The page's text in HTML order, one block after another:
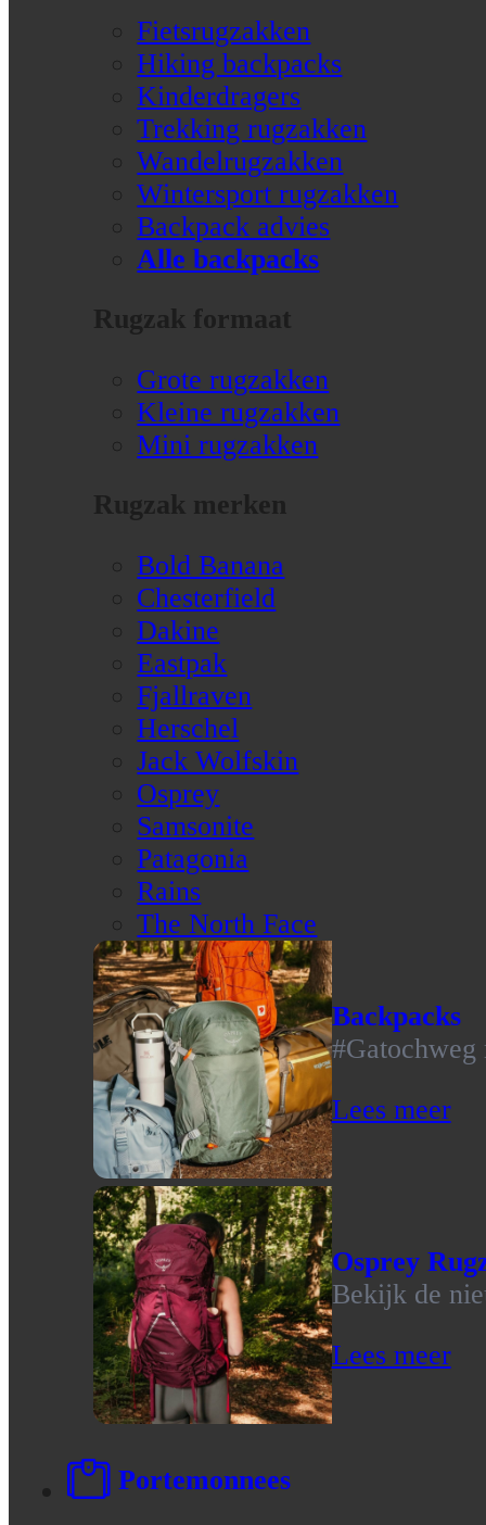
Fietsrugzakken
Hiking backpacks
Kinderdragers
Trekking rugzakken
Wandelrugzakken
Wintersport rugzakken
Backpack advies
Alle backpacks
Rugzak formaat
Grote rugzakken
Kleine rugzakken
Mini rugzakken
Rugzak merken
Bold Banana
Chesterfield
Dakine
Eastpak
Fjallraven
Herschel
Jack Wolfskin
Osprey
Samsonite
Patagonia
Rains
The North Face
Backpacks
#Gatochweg
Lees meer
Osprey
Bekijk de
Lees meer
Portemonnees